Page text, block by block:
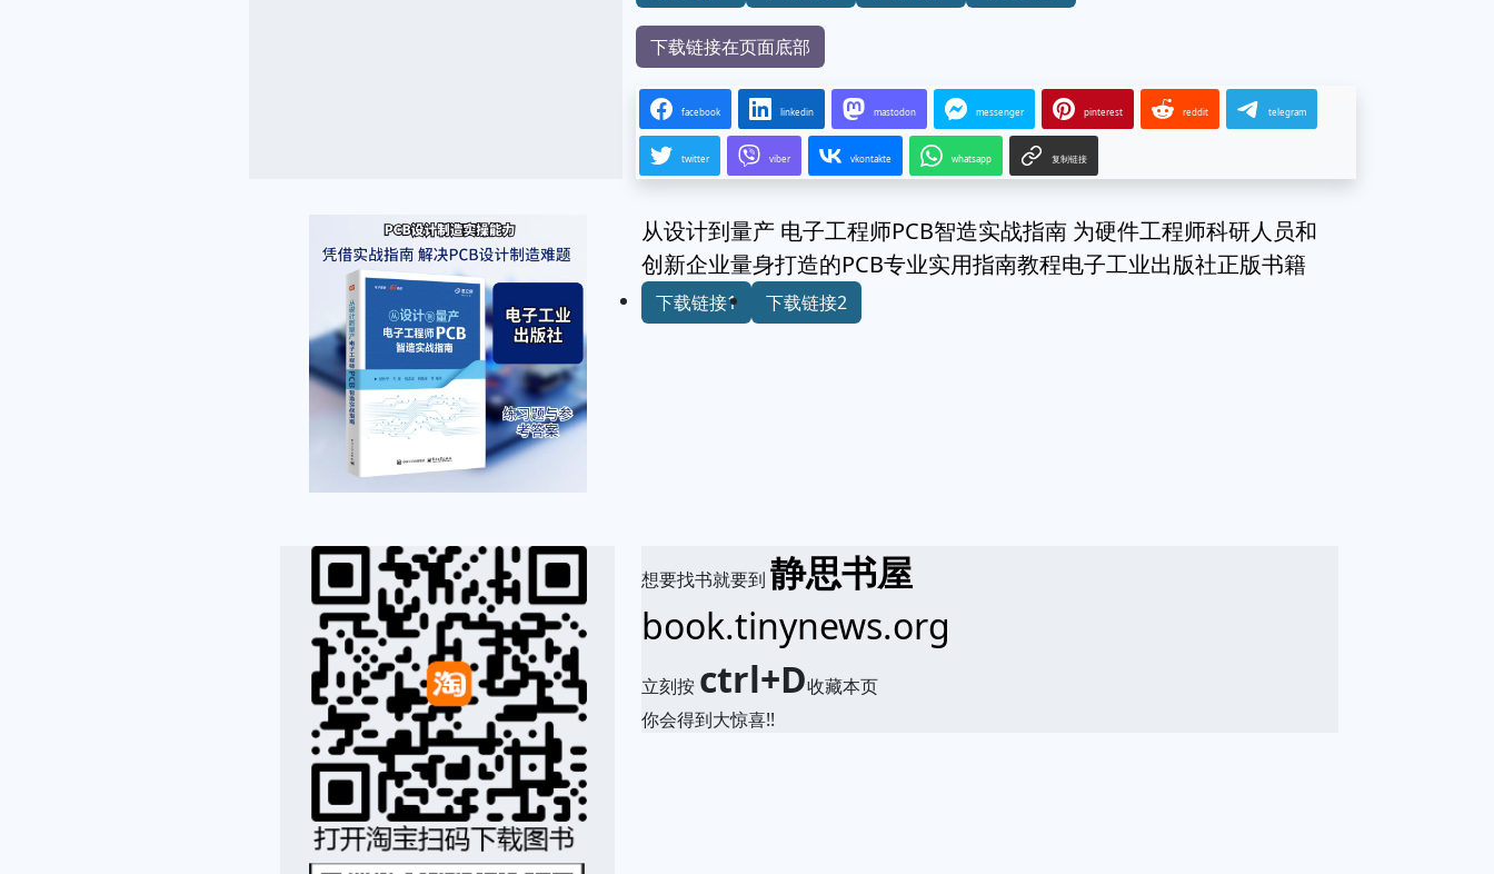
下载链接在页面底部
facebook linkedin mastodon messenger pinterest reddit telegram
twitter viber vkontakte whatsapp 复制链接
从设计到量产 电子工程师PCB智造实战指南 为硬件工程师科研人员和
创新企业量身打造的PCB专业实用指南教程电子工业出版社正版书籍
下载链接1 下载链接2
想要找书就要到静思书屋
book.tinynews.org
立刻按 ctrl+D收藏本页
你会得到大惊喜!!